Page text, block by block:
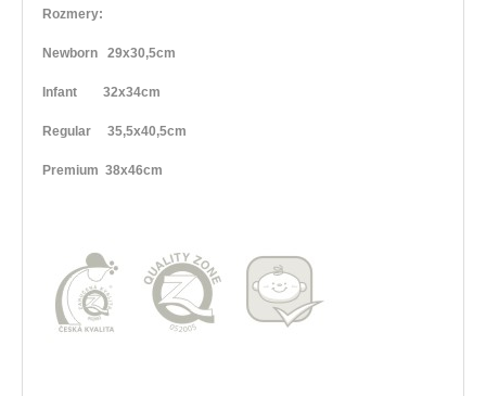
Rozmery:
Newborn 29x30,5cm
Infant 32x34cm
Regular 35,5x40,5cm
Premium 38x46cm